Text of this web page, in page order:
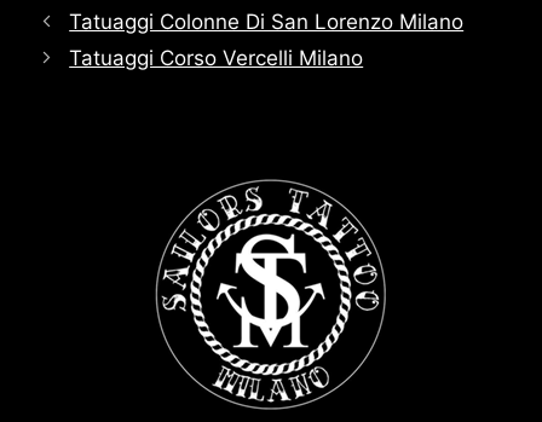
Tatuaggi Colonne Di San Lorenzo Milano
Tatuaggi Corso Vercelli Milano